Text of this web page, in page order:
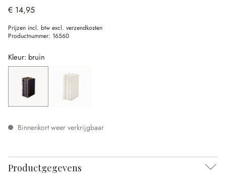
€ 14,95
Prijzen incl. btw excl. verzendkosten
Productnummer: 16560
Kleur: bruin
bruin
Binnenkort weer verkrijgbaar
Productgegevens